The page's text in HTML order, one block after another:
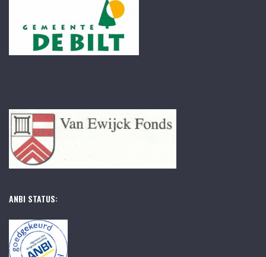
ANBI STATUS: